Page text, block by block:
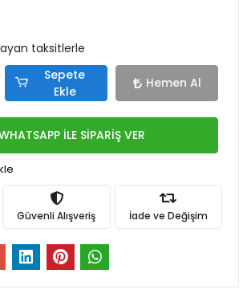
taksitlerle
Sepete
Ekle
Hemen Al
İLE SİPARİŞ VER
Güvenli Alışveriş İade ve Değişim